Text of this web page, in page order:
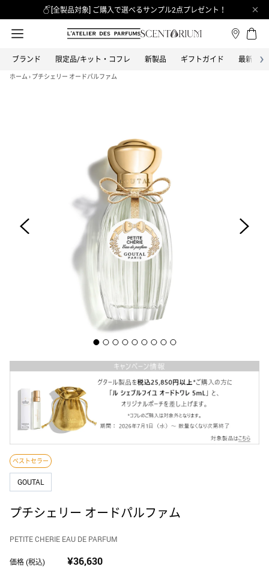
[全製品対象] ご購入で選べるサンプル2点プレゼント！
ブランド 限定品/キット・コフレ 新製品 ギフトガイド 最新情報
›
ブランドから探す
ボンド・ナンバーナイン
クリーン
ドルチェ＆ガッバーナ
EDITIONS DE PARFUMS FREDERIC MALLE
フレデリック マル
ELIE SAAB
エリー サーブ
GOUTAL
グタール
ISSEY MIYAKE
イッセイ ミヤケ
JARDIN DES PARFUMS HOME
ジャルダン デ パルファム ホーム
カテゴリーから探す
ホーム フレグランス
ホーム › プチシェリー オードパルファム
ベストセラー
GOUTAL
プチシェリー オードパルファム
PETITE CHERIE EAU DE PARFUM
価格 (税込) ¥36,630